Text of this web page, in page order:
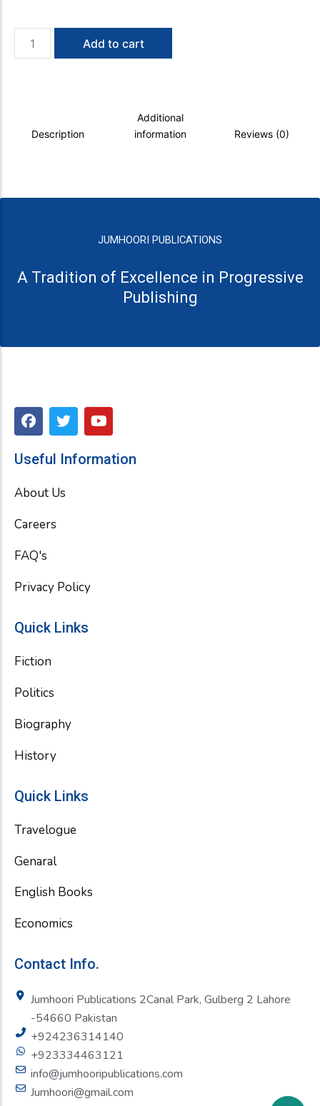
-
Khwabon
Add to cart
Description
Additional
information
Reviews (0)
JUMHOORI PUBLICATIONS
A Tradition of Excellence in Progressive
Publishing
F
a
e
o
T
w
t
r
Y
o
t
Useful Information
About Us
Careers
FAQ's
Privacy Policy
Quick Links
Fiction
Politics
Biography
History
Quick Links
Travelogue
Genaral
English Books
Economics
Contact Info.
Jumhoori Publications 2Canal Park, Gulberg 2 Lahore
-54660 Pakistan
+924236314140
+923334463121
info@jumhooripublications.com
Jumhoori@gmail.com